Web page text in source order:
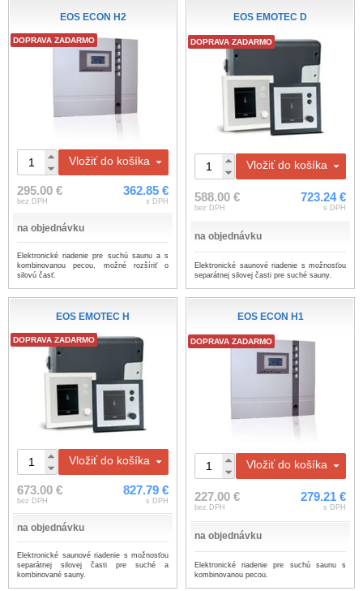
EOS ECON H2
DOPRAVA ZADARMO
Vložiť do košíka
295.00 €
bez DPH
362.85 €
s DPH
na objednávku
Elektronické riadenie pre suchú saunu a s
kombinovanou pecou, možné rozšíriť o
silovú časť.
EOS EMOTEC D
DOPRAVA ZADARMO
Vložiť do košíka
588.00 €
bez DPH
723.24 €
s DPH
na objednávku
Elektronické saunové riadenie s možnosťou
separátnej silovej časti pre suché sauny.
EOS EMOTEC H
DOPRAVA ZADARMO
Vložiť do košíka
673.00 €
bez DPH
827.79 €
s DPH
na objednávku
​Elektronické saunové riadenie s možnosťou
separátnej silovej časti pre suché a
kombinované sauny.
EOS ECON H1
DOPRAVA ZADARMO
Vložiť do košíka
227.00 €
bez DPH
279.21 €
s DPH
na objednávku
Elektronické riadenie pre suchú saunu s
kombinovanou pecou.